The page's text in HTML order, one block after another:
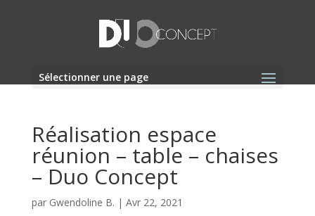
Sélectionner une page
Réalisation espace
réunion – table – chaises
– Duo Concept
par Gwendoline B. | Avr 22, 2021